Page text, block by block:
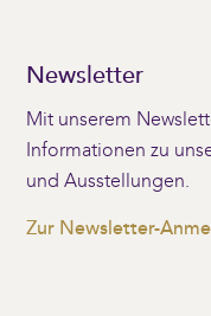
Newsletter
Mit unserem
Informationen zu
und Ausstellungen.
Zur Newsletter-